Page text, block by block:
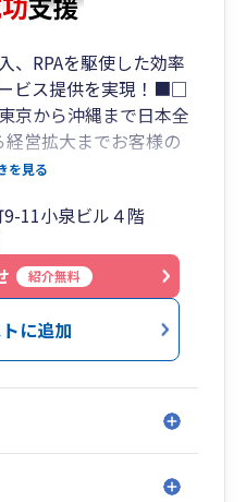
RPAを駆使した効率
ビス提供を実現！■□
京から沖縄まで日本全
営拡大までお客様の
幅広いサービスを提供
らず社会保険労務士・
し、創業時の資金調達
経理代行、そして経営
トップサービスを提供
板橋区氷川町26-5 栄ビ
を見る
11小泉ビル４階
紹介無料
に追加